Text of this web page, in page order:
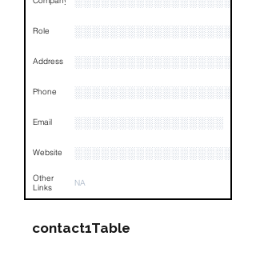
Role
Address
Phone
Email ░░░░░░░░░░░░░░░░░
Website
Other
Links
NA
contact1Table